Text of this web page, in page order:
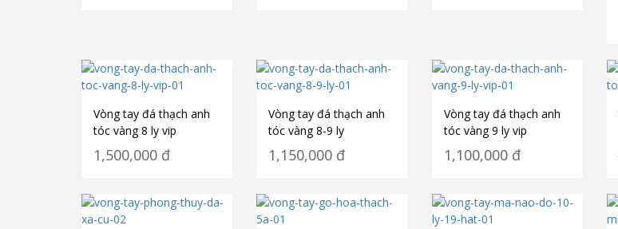
Vòng tay đá thạch anh
tóc vàng 8 ly vip
1,500,000 đ
Vòng tay đá thạch anh
tóc vàng 8-9 ly
1,150,000 đ
Vòng tay đá thạch anh
tóc vàng 9 ly vip
1,100,000đ